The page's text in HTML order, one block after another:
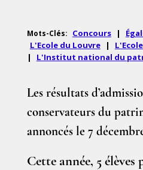
Mots-Clés: Concours |
L'Ecole du Louvre
|
|
L'Institut national du
Les résultats
conservateurs du
annoncés le 7
Cette année, 5 élèves